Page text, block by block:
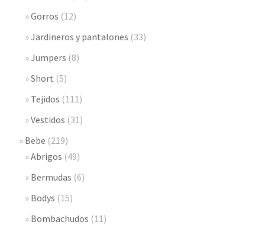
Gorros (12)
Jardineros y pantalones (33)
Jumpers (8)
Short (5)
Tejidos (111)
Vestidos (31)
Bebe (219)
Abrigos (49)
Bermudas (6)
Bodys (15)
Bombachudos (11)